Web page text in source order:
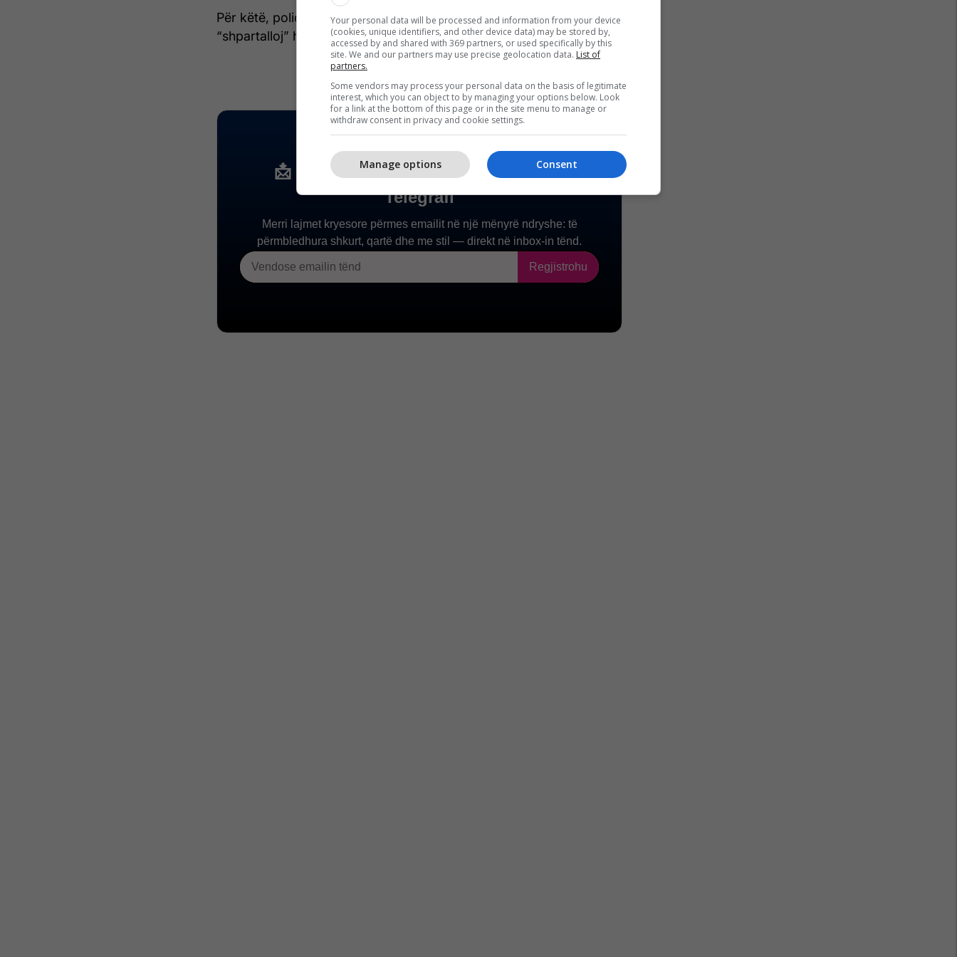
Për këtë, policia në Roterdam pret që kjo masë dhe spreji të
“shpartalloj” hajnat. /Telegrafi/
Your personal data will be processed and information from your device
(cookies, unique identifiers, and other device data) may be stored by,
accessed by and shared with 369 partners, or used specifically by this
site. We and our partners may use precise geolocation data. List of
partners.
Some vendors may process your personal data on the basis of legitimate
interest, which you can object to by managing your options below. Look
for a link at the bottom of this page or in the site menu to manage or
withdraw consent in privacy and cookie settings.
Consent
Manage options